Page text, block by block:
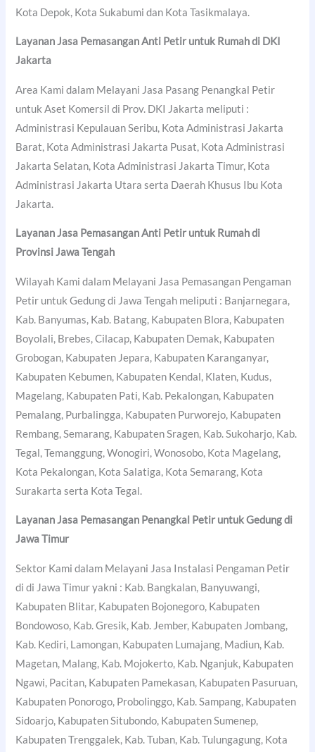
Kota Depok, Kota Sukabumi dan Kota Tasikmalaya.
Layanan Jasa Pemasangan Anti Petir untuk Rumah di DKI
Jakarta
Area Kami dalam Melayani Jasa Pasang Penangkal Petir
untuk Aset Komersil di Prov. DKI Jakarta meliputi :
Administrasi Kepulauan Seribu, Kota Administrasi Jakarta
Barat, Kota Administrasi Jakarta Pusat, Kota Administrasi
Jakarta Selatan, Kota Administrasi Jakarta Timur, Kota
Administrasi Jakarta Utara serta Daerah Khusus Ibu Kota
Jakarta.
Layanan Jasa Pemasangan Anti Petir untuk Rumah di
Provinsi Jawa Tengah
Wilayah Kami dalam Melayani Jasa Pemasangan Pengaman
Petir untuk Gedung di Jawa Tengah meliputi : Banjarnegara,
Kab. Banyumas, Kab. Batang, Kabupaten Blora, Kabupaten
Boyolali, Brebes, Cilacap, Kabupaten Demak, Kabupaten
Grobogan, Kabupaten Jepara, Kabupaten Karanganyar,
Kabupaten Kebumen, Kabupaten Kendal, Klaten, Kudus,
Magelang, Kabupaten Pati, Kab. Pekalongan, Kabupaten
Pemalang, Purbalingga, Kabupaten Purworejo, Kabupaten
Rembang, Semarang, Kabupaten Sragen, Kab. Sukoharjo, Kab.
Tegal, Temanggung, Wonogiri, Wonosobo, Kota Magelang,
Kota Pekalongan, Kota Salatiga, Kota Semarang, Kota
Surakarta serta Kota Tegal.
Layanan Jasa Pemasangan Penangkal Petir untuk Gedung di
Jawa Timur
Sektor Kami dalam Melayani Jasa Instalasi Pengaman Petir
di di Jawa Timur yakni : Kab. Bangkalan, Banyuwangi,
Kabupaten Blitar, Kabupaten Bojonegoro, Kabupaten
Bondowoso, Kab. Gresik, Kab. Jember, Kabupaten Jombang,
Kab. Kediri, Lamongan, Kabupaten Lumajang, Madiun, Kab.
Magetan, Malang, Kab. Mojokerto, Kab. Nganjuk, Kabupaten
Ngawi, Pacitan, Kabupaten Pamekasan, Kabupaten Pasuruan,
Kabupaten Ponorogo, Probolinggo, Kab. Sampang, Kabupaten
Sidoarjo, Kabupaten Situbondo, Kabupaten Sumenep,
Kabupaten Trenggalek, Kab. Tuban, Kab. Tulungagung, Kota